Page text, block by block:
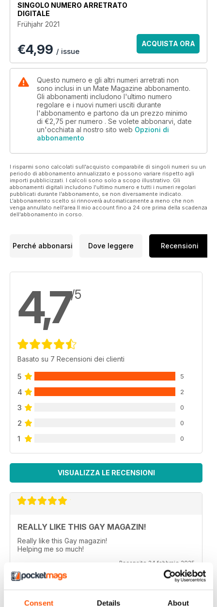
Consent Details About
du in „Sexting-Knigge – Die Yeahs und No-Nos beim Online-
Flirten“ ab Seite 078. Außerdem im Body-Special dieser
Ausgabe: der Beginner’s Guide für Läufer (Seite 076), eine
Pflegeanleitung für starke und glänzende Haare (Seite 068)
und ein Leitfaden für alle Hobbysportler, die noch effektiver
SINGOLO NUMERO ARRETRATO
DIGITALE
Frühjahr 2021
€4,99 / issue
ACQUISTA ORA
Questo numero e gli altri numeri arretrati non
sono inclusi in un Mate Magazine abbonamento.
Gli abbonamenti includono l'ultimo numero
regolare e i nuovi numeri usciti durante
l'abbonamento e partono da un prezzo minimo
di €2,75 per numero . Se volete abbonarvi, date
un'occhiata al nostro sito web Opzioni di
abbonamento
I risparmi sono calcolati sull'acquisto comparabile di singoli numeri su un
periodo di abbonamento annualizzato e possono variare rispetto agli
importi pubblicizzati. I calcoli sono solo a scopo illustrativo. Gli
abbonamenti digitali includono l'ultimo numero e tutti i numeri regolari
pubblicati durante l'abbonamento, se non diversamente indicato.
L'abbonamento scelto si rinnoverà automaticamente a meno che non
venga annullato nell'area Il mio account fino a 24 ore prima della scadenza
dell'abbonamento in corso.
Perché abbonarsi Dove leggere Recensioni
4,7/5
Basato su 7 Recensioni dei clienti
5 5
4 2
3 0
2 0
1 0
VISUALIZZA LE RECENSIONI
REALLY LIKE THIS GAY MAGAZIN!
Really like this Gay magazin!
Helping me so much!
Recensito 24 febbraio 2025